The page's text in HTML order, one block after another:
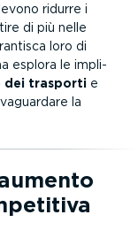
ridurre i
di più nelle
loro di
esplora le impli­
dei trasporti e
la